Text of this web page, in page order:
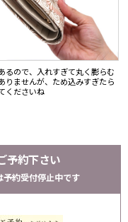
るので、入れすぎて丸く膨らむ
りませんが、ため込みすぎたら
くださいね
予約下さい
予約受付停止中です